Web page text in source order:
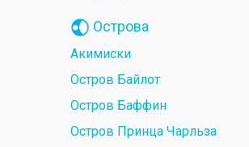
Острова
Акимиски
Остров Байлот
Остров Баффин
Остров Принца Чарльза